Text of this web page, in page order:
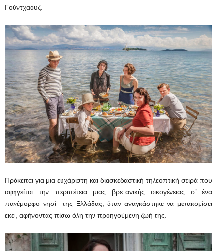
Γούντχαουζ.
Πρόκειται για μια ευχάριστη και διασκεδαστική τηλεοπτική σειρά που
αφηγείται την περιπέτεια μιας βρετανικής οικογένειας σ’ ένα
πανέμορφο νησί της Ελλάδας, όταν αναγκάστηκε να μετακομίσει
εκεί, αφήνοντας πίσω όλη την προηγούμενη ζωή της.